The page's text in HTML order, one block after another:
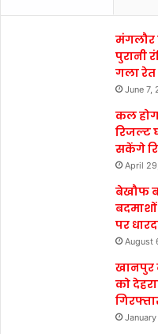
मंगलौर
पुरानी
गला रेत
June 7,
कल
रिजल्ट
सकेंगे
April
बेखौफ
पर
August
खानपुर
को